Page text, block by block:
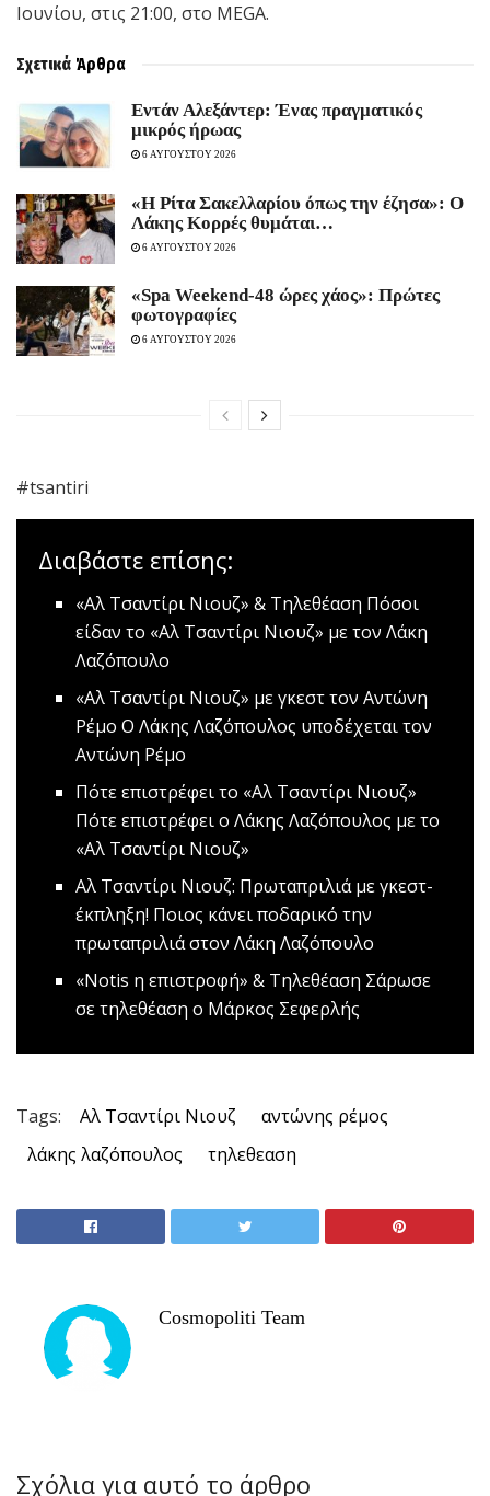
Ιουνίου, στις 21:00, στο MEGA.
Σχετικά Άρθρα
Εντάν Αλεξάντερ: Ένας πραγματικός
μικρός ήρωας
6 ΑΥΓΟΥΣΤΟΥ 2026
«Η Ρίτα Σακελλαρίου όπως την έζησα»: Ο
Λάκης Κορρές θυμάται…
6 ΑΥΓΟΥΣΤΟΥ 2026
«Spa Weekend-48 ώρες χάος»: Πρώτες
φωτογραφίες
6 ΑΥΓΟΥΣΤΟΥ 2026
#tsantiri
Διαβάστε επίσης:
«Αλ Τσαντίρι Νιουζ» & Tηλεθέαση Πόσοι
είδαν το «Αλ Τσαντίρι Νιουζ» με τον Λάκη
Λαζόπουλο
«Αλ Τσαντίρι Νιουζ» με γκεστ τον Αντώνη
Ρέμο Ο Λάκης Λαζόπουλος υποδέχεται τον
Αντώνη Ρέμο
Πότε επιστρέφει το «Αλ Τσαντίρι Νιουζ»
Πότε επιστρέφει ο Λάκης Λαζόπουλος με το
«Αλ Τσαντίρι Νιουζ»
Αλ Τσαντίρι Νιουζ: Πρωταπριλιά με γκεστ-
έκπληξη! Ποιος κάνει ποδαρικό την
πρωταπριλιά στον Λάκη Λαζόπουλο
«Notis η επιστροφή» & Τηλεθέαση Σάρωσε
σε τηλεθέαση ο Μάρκος Σεφερλής
Tags: Αλ Τσαντίρι Νιουζ
αντώνης ρέμος
λάκης λαζόπουλος
τηλεθεαση
Cosmopoliti Team
Σχόλια για αυτό το άρθρο